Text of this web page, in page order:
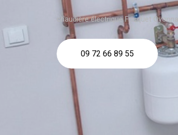
chaudière électrique Frisquet Oyonnax
09 72 66 89 55